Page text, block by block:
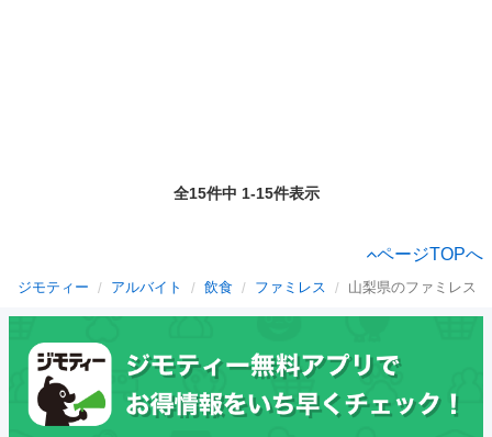
全15件中 1-15件表示
ページTOPへ
ジモティー アルバイト 飲食 ファミレス 山梨県のファミレス